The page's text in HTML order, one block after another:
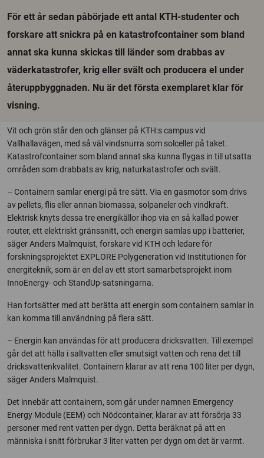
För ett år sedan påbörjade ett antal KTH-studenter och
forskare att snickra på en katastrofcontainer som bland
annat ska kunna skickas till länder som drabbas av
väderkatastrofer, krig eller svält och producera el under
återuppbyggnaden. Nu är det första exemplaret klar för
visning.
Vit och grön står den och glänser på KTH:s campus vid
Vallhallavägen, med så väl vindsnurra som solceller på taket.
Katastrofcontainer som bland annat ska kunna flygas in till utsatta
områden som drabbats av krig, naturkatastrofer och svält.
– Containern samlar energi på tre sätt. Via en gasmotor som drivs
av pellets, flis eller annan biomassa, solpaneler och vindkraft.
Elektrisk knyts dessa tre energikällor ihop via en så kallad power
router, ett elektriskt gränssnitt, och energin samlas upp i batterier,
säger Anders Malmquist, forskare vid KTH och ledare för
forskningsprojektet EXPLORE Polygeneration vid Institutionen för
energiteknik, som är en del av ett stort samarbetsprojekt inom
InnoEnergy- och StandUp-satsningarna.
Han fortsätter med att berätta att energin som containern samlar in
kan komma till användning på flera sätt.
– Energin kan användas för att producera dricksvatten. Till exempel
går det att hälla i saltvatten eller smutsigt vatten och rena det till
dricksvattenkvalitet. Containern klarar av att rena 100 liter per dygn,
säger Anders Malmquist.
Det innebär att containern, som går under namnen Emergency
Energy Module (EEM) och Nödcontainer, klarar av att försörja 33
personer med rent vatten per dygn. Detta beräknat på att en
människa i snitt förbrukar 3 liter vatten per dygn om det är varmt.